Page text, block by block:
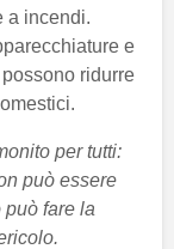
a incendi.
e
ridurre
per tutti:
può essere
fare la